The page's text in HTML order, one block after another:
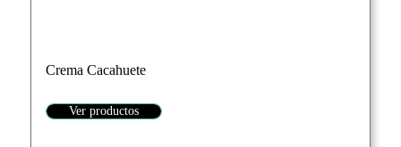
Crema Cacahuete
Ver productos